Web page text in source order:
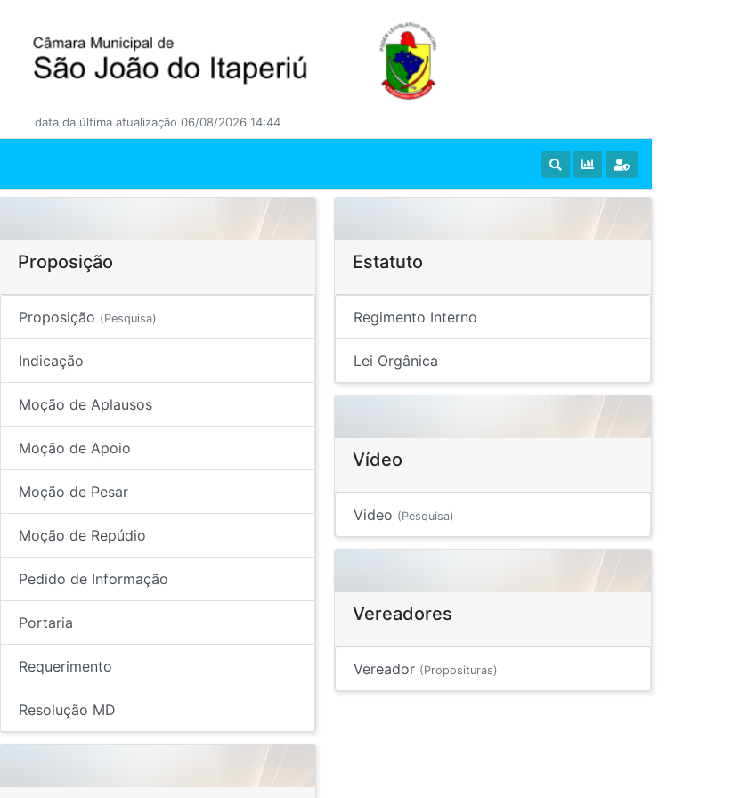
data da última atualização 06/08/2026 14:44
Proposição
Proposição (Pesquisa)
Indicação
Moção de Aplausos
Moção de Apoio
Moção de Pesar
Moção de Repúdio
Pedido de Informação
Portaria
Requerimento
Resolução MD
Estatuto
Regimento Interno
Lei Orgânica
Vídeo
Video (Pesquisa)
Vereadores
Vereador (Proposituras)